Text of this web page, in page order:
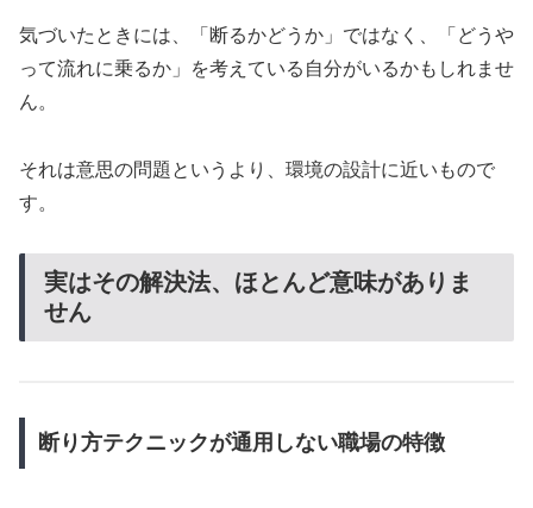
気づいたときには、「断るかどうか」ではなく、「どうや
って流れに乗るか」を考えている自分がいるかもしれませ
ん。
それは意思の問題というより、環境の設計に近いもので
す。
実はその解決法、ほとんど意味がありま
せん
断り方テクニックが通用しない職場の特徴